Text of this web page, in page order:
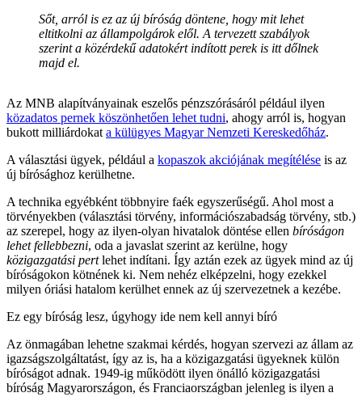
Sőt, arról is ez az új bíróság döntene, hogy mit lehet
eltitkolni az állampolgárok elől. A tervezett szabályok
szerint a közérdekű adatokért indított perek is itt dőlnek
majd el.
Az MNB alapítványainak eszelős pénzszórásáról például ilyen
közadatos pernek köszönhetően lehet tudni, ahogy arról is, hogyan
bukott milliárdokat a külügyes Magyar Nemzeti Kereskedőház.
A választási ügyek, például a kopaszok akciójának megítélése is az
új bírósághoz kerülhetne.
A technika egyébként többnyire faék egyszerűségű. Ahol most a
törvényekben (választási törvény, információszabadság törvény, stb.)
az szerepel, hogy az ilyen-olyan hivatalok döntése ellen bíróságon
lehet fellebbezni, oda a javaslat szerint az kerülne, hogy
közigazgatási pertlehet indítani. Így aztán ezek az ügyek mind az új
bíróságokon kötnének ki. Nem nehéz elképzelni, hogy ezekkel
milyen óriási hatalom kerülhet ennek az új szervezetnek a kezébe.
Ez egy bíróság lesz, úgyhogy ide nem kell annyi bíró
Az önmagában lehetne szakmai kérdés, hogyan szervezi az állam az
igazságszolgáltatást, így az is, ha a közigazgatási ügyeknek külön
bíróságot adnak. 1949-ig működött ilyen önálló közigazgatási
bíróság Magyarországon, és Franciaországban jelenleg is ilyen a